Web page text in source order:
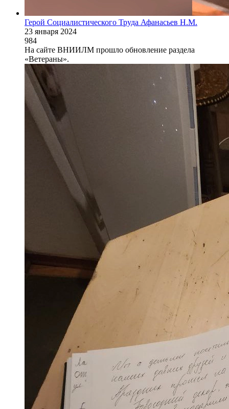
Герой Социалистического Труда Афанасьев Н.М.
23 января 2024
984
На сайте ВНИИЛМ прошло обновление раздела
«Ветераны».